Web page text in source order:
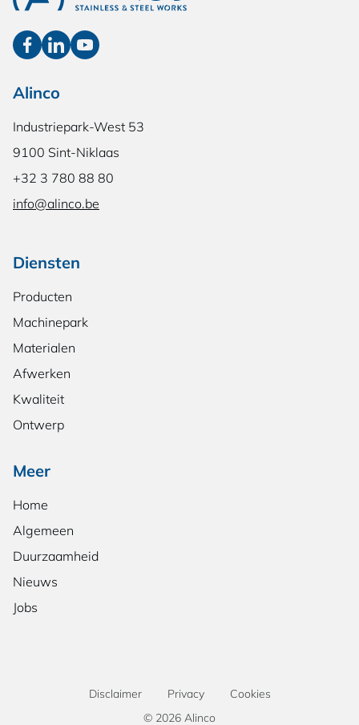
Alinco
Industriepark-West 53
9100 Sint-Niklaas
+32 3 780 88 80
info@alinco.be
Diensten
Producten
Machinepark
Materialen
Afwerken
Kwaliteit
Ontwerp
Meer
Home
Algemeen
Duurzaamheid
Nieuws
Jobs
Disclaimer Privacy
Cookies
© 2026 Alinco